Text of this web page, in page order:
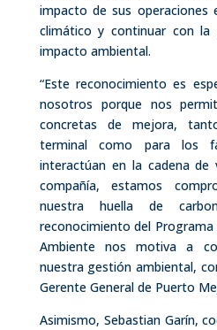
impacto de sus operaciones
climático y continuar con la
impacto ambiental.
“Este reconocimiento es
nosotros porque nos
concretas de mejora,
terminal como para los
interactúan en la cadena de
compañía, estamos
nuestra huella de
reconocimiento del
Ambiente nos motiva a
nuestra gestión ambiental,
Gerente General de Puerto
Asimismo, Sebastian Garín,